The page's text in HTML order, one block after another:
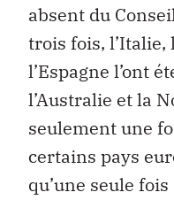
absent du
trois fois, l’Italie,
l’Espagne l’ont
l’Australie et la
seulement une
certains pays
qu’une seule